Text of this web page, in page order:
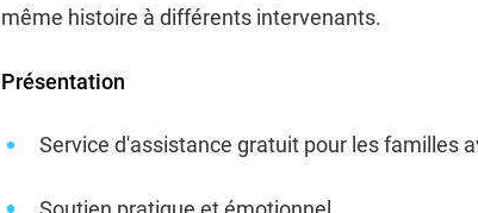
même histoire à différents intervenants.
Présentation
Service d'assistance gratuit pour les familles